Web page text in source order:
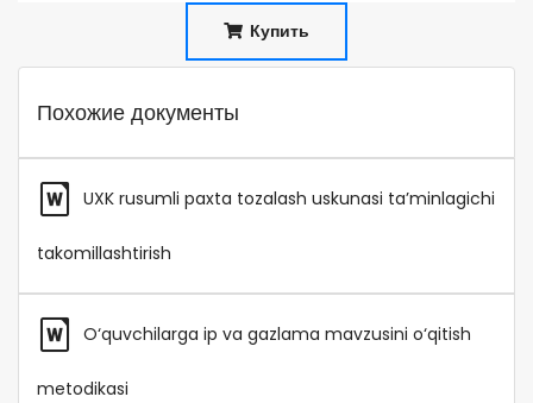
Купить
Похожие документы
UXK rusumli paxta tozalash uskunasi ta’minlagichi
takomillashtirish
O‘quvchilarga ip va gazlama mavzusini o‘qitish
metodikasi